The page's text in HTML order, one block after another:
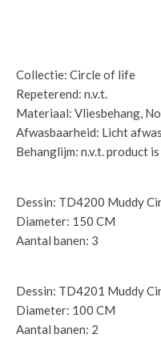
Collectie: Circle of life
Repeterend: n.v.t.
Materiaal: Vliesbehang,
Afwasbaarheid: Licht
Behanglijm: n.v.t. product
Dessin: TD4200 Muddy
Diameter: 150 CM
Aantal banen: 3
Dessin: TD4201 Muddy
Diameter: 100 CM
Aantal banen: 2